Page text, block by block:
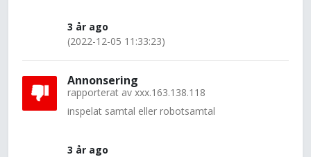
3 år ago
(2022-12-05 11:33:23)
Annonsering
rapporterat av xxx.163.138.118
inspelat samtal eller robotsamtal
3 år ago